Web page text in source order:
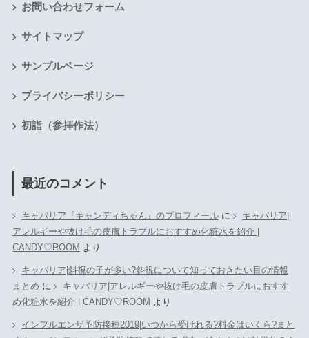
お問い合わせフォーム
サイトマップ
サンプルページ
プライバシーポリシー
初詣（参拝作法）
最近のコメント
キャバリア『キャンディちゃん』のプロフィールに
キャバリア|
アレルギーや抜け毛の皮膚トラブルにおすすめ化粧水を紹介 |
CANDY♡ROOM より
キャバリア|斜視の子が多い?斜視について知っておきたい目の情報
まとめ に
キャバリア|アレルギーや抜け毛の皮膚トラブルにおすす
め化粧水を紹介 | CANDY♡ROOM より
インフルエンザ予防接種2019|いつから受けれる?料金はいくら?まと